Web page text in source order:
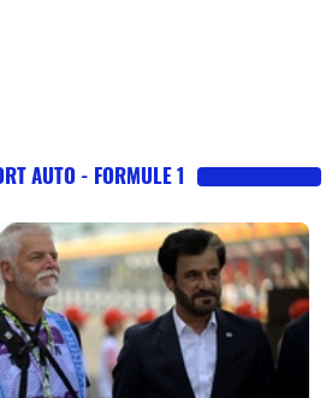
AUTO - FORMULE 1